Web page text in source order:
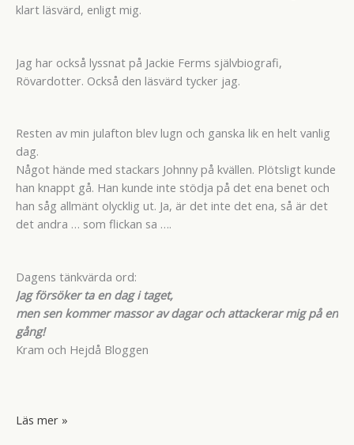
klart läsvärd, enligt mig.
Jag har också lyssnat på Jackie Ferms självbiografi,
Rövardotter. Också den läsvärd tycker jag.
Resten av min julafton blev lugn och ganska lik en helt vanlig
dag.
Något hände med stackars Johnny på kvällen. Plötsligt kunde
han knappt gå. Han kunde inte stödja på det ena benet och
han såg allmänt olycklig ut. Ja, är det inte det ena, så är det
det andra … som flickan sa ….
Dagens tänkvärda ord:
Jag försöker ta en dag i taget,
men sen kommer massor av dagar och attackerar mig på en
gång!
Kram och Hejdå Bloggen
Julafton
Läs mer »